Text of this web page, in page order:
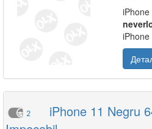
iPhone
2
iPhone 11 Negru